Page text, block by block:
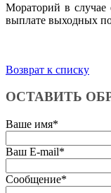
Мораторий в случае
выплате выходных
Возврат к списку
ОСТАВИТЬ
Ваше имя*
Ваш E-mail*
Сообщение*